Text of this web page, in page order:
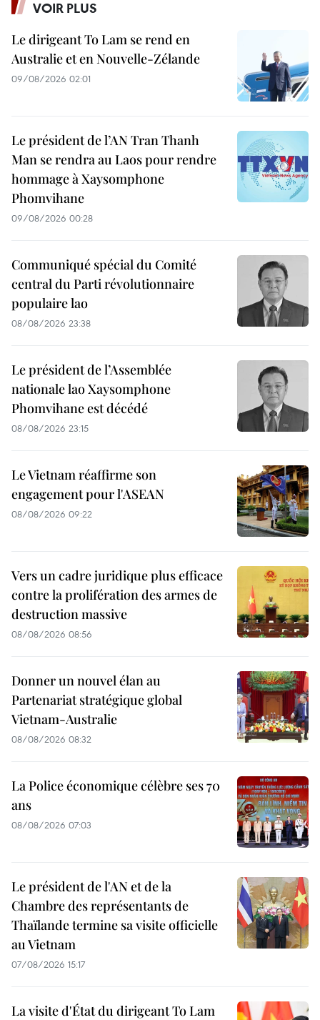
VOIR PLUS
Le dirigeant To Lam se rend en
Australie et en Nouvelle-Zélande
09/08/2026 02:01
Le président de l’AN Tran Thanh
Man se rendra au Laos pour rendre
hommage à Xaysomphone
Phomvihane
09/08/2026 00:28
Communiqué spécial du Comité
central du Parti révolutionnaire
populaire lao
08/08/2026 23:38
Le président de l’Assemblée
nationale lao Xaysomphone
Phomvihane est décédé
08/08/2026 23:15
Le Vietnam réaffirme son
engagement pour l'ASEAN
08/08/2026 09:22
Vers un cadre juridique plus efficace
contre la prolifération des armes de
destruction massive
08/08/2026 08:56
Donner un nouvel élan au
Partenariat stratégique global
Vietnam-Australie
08/08/2026 08:32
La Police économique célèbre ses 70
ans
08/08/2026 07:03
Le président de l'AN et de la
Chambre des représentants de
Thaïlande termine sa visite officielle
au Vietnam
07/08/2026 15:17
La visite d'État du dirigeant To Lam